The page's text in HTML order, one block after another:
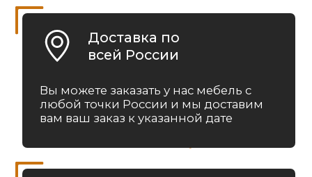
Офис в Краснодаре:
г. Краснодар, улица Шоссе Нефтяников, 44/1
8 (931)-009-4082
info@re-
seption.com
Заказать звонок